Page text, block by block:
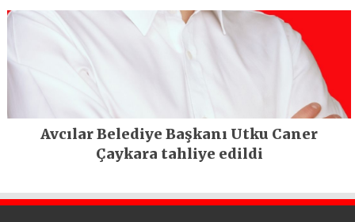
Avcılar Belediye Başkanı Utku Caner
Çaykara tahliye edildi